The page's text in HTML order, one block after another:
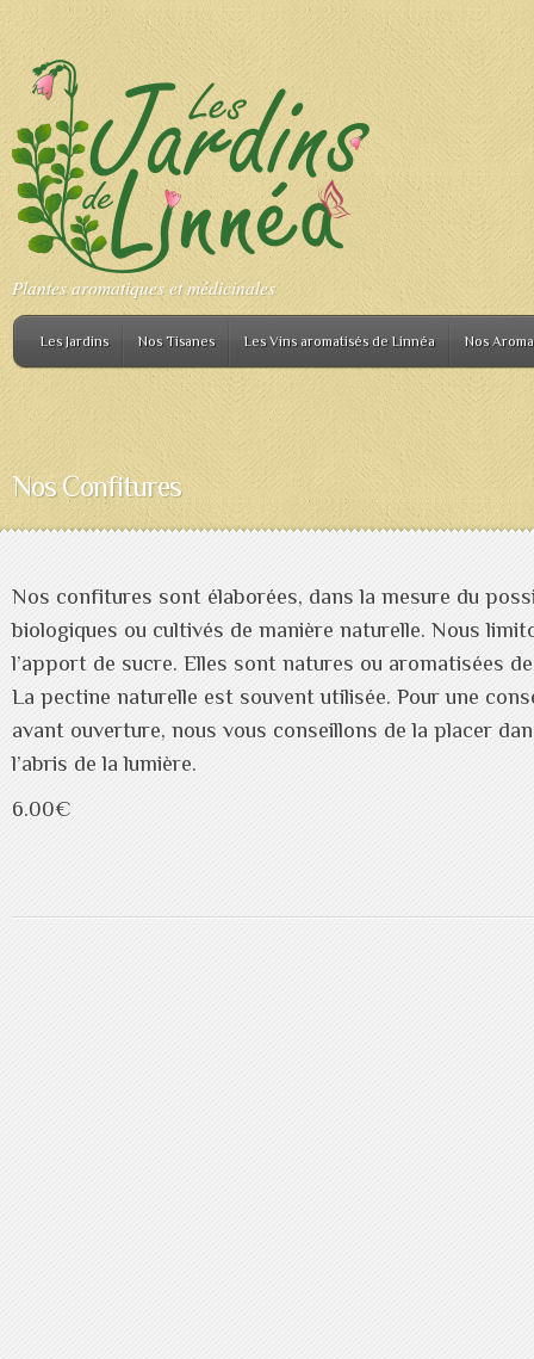
Plantes aromatiques et médicinales
Les Jardins Nos Tisanes Les Vins aromatisés de Linnéa Nos
Nos Confitures
Nos confitures sont élaborées, dans la mesure du
biologiques ou cultivés de manière naturelle. Nous
l’apport de sucre. Elles sont natures ou aromatisées
La pectine naturelle est souvent utilisée. Pour une
avant ouverture, nous vous conseillons de la placer
l’abris de la lumière.
6.00€